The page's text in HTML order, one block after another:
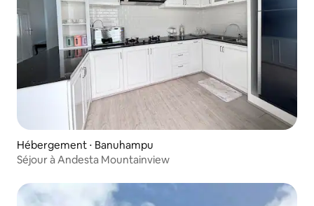
Hébergement ⋅ Banuhampu
Séjour à Andesta Mountainview